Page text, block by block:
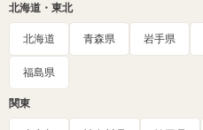
北海道・東北
北海道 青森県 岩手県
福島県
関東